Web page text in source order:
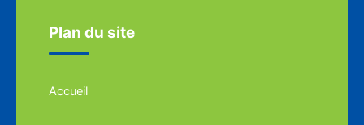
Plan du site
Accueil